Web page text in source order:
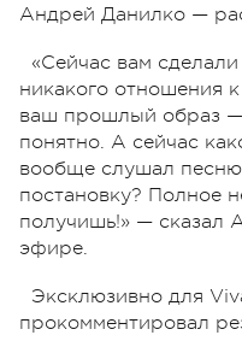
Андрей Данилко —
«Сейчас вам
никакого отношения
ваш прошлый образ
понятно. А сейчас
вообще слушал
постановку? Полное
получишь!» — сказал
эфире.
Эксклюзивно для
прокомментировал